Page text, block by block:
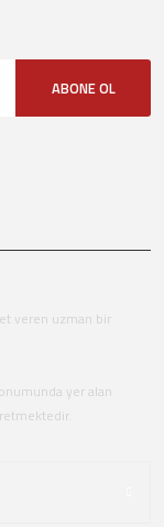
ABONE OL
veren uzman bir
yer alan